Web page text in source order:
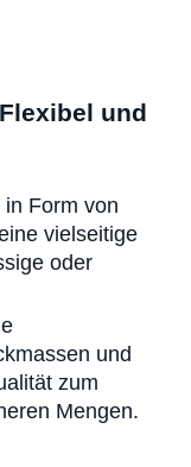
und
Form von
vielseitige
oder
und
zum
Mengen.